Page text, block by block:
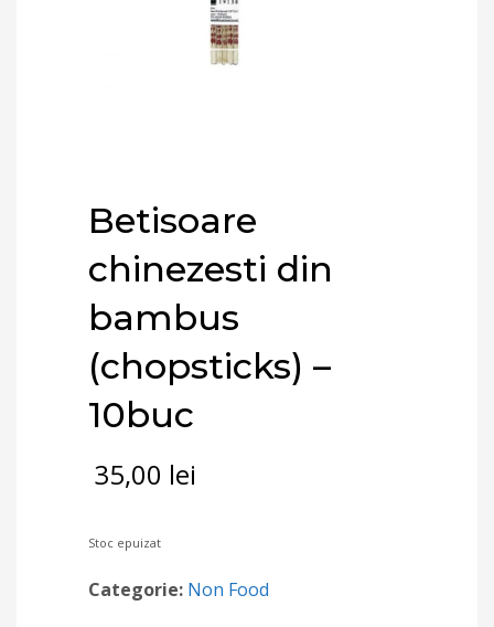
Betisoare
chinezesti din
bambus
(chopsticks) –
10buc
35,00 lei
Stoc epuizat
Categorie: Non Food